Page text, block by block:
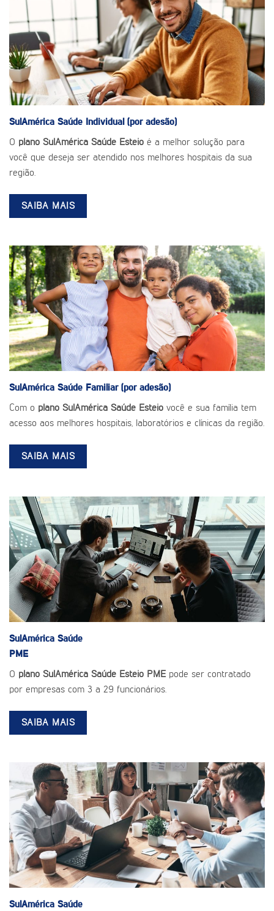
SulAmérica Saúde Individual (por adesão)
O plano SulAmérica Saúde Esteio é a melhor solução para
você que deseja ser atendido nos melhores hospitais da sua
região.
SAIBA MAIS
SulAmérica Saúde Familiar (por adesão)
Com o plano SulAmérica Saúde Esteio você e sua família tem
acesso aos melhores hospitais, laboratórios e clínicas da região.
SAIBA MAIS
SulAmérica Saúde
PME
O plano SulAmérica Saúde Esteio PME pode ser contratado
por empresas com 3 a 29 funcionários.
SAIBA MAIS
SulAmérica Saúde